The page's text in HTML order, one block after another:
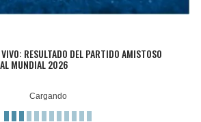
RESULTADO DEL PARTIDO AMISTOSO
MUNDIAL 2026